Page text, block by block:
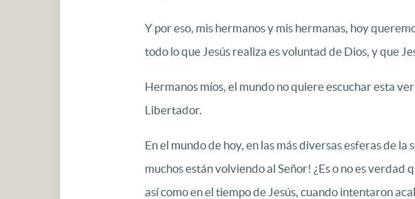
Y por eso, mis hermanos y mis hermanas, hoy
todo lo que Jesús realiza es voluntad de Dios, y que
Hermanos míos, el mundo no quiere escuchar esta
Libertador.
En el mundo de hoy, en las más diversas esferas de
muchos están volviendo al Señor! ¿Es o no es
así como en el tiempo de Jesús, cuando intentaron